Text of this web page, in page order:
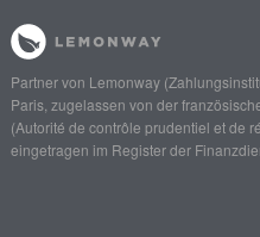
Partner von Lemonway
Paris, zugelassen von der
(Autorité de contrôle prudentiel et de
eingetragen im Register der